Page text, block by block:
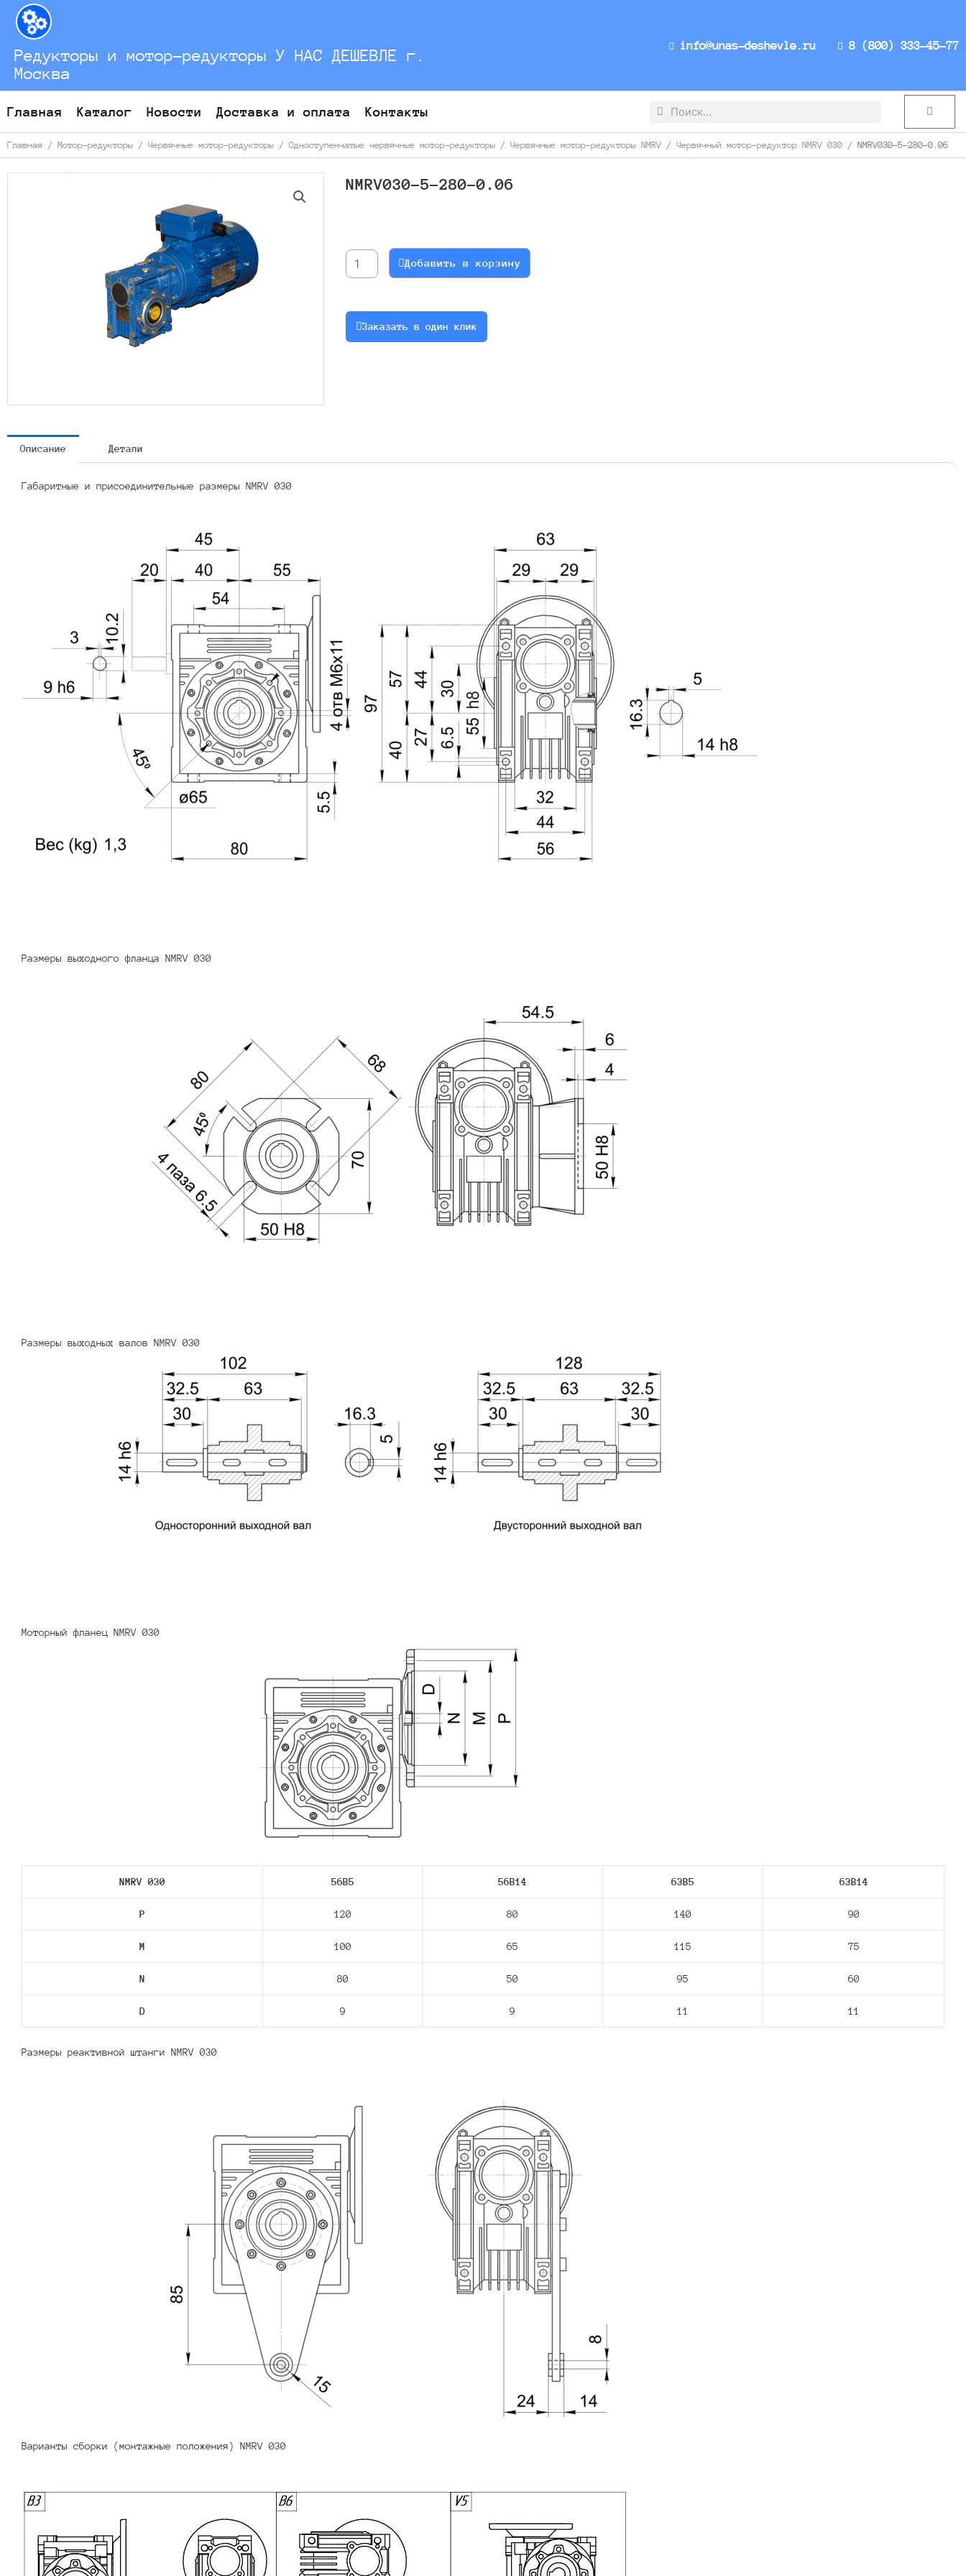
Перейти
содержимому
Редукторы и мотор-редукторы У НАС ДЕШЕВЛЕ г.
Москва
info@unas-deshevle.ru 8 (800) 333-45-77
Главная Каталог Новости Доставка и оплата Контакты Search
Search Cart
Главная / Мотор-редукторы / Червячные мотор-редукторы / Одноступенчатые червячные мотор-редукторы / Червячные мотор-редукторы NMRV / Червячный мотор-редуктор NMRV 030 / NMRV030-5-280-0.06
NMRV030-5-280-0.06
NMRV030-
5-
0.06
Добавить в корзину
Заказать в один клик
Описание Детали
Габаритные и присоединительные размеры NMRV 030
Размеры выходного фланца NMRV 030
Размеры выходных валов NMRV 030
Моторный фланец NMRV 030
NMRV 030 56В5 56В14 63В5 63В14
P 120 80 140 90
M 100 65 115 75
N 80 50 95 60
D 9 9 11 11
Размеры реактивной штанги NMRV 030
Варианты сборки (монтажные положения) NMRV 030